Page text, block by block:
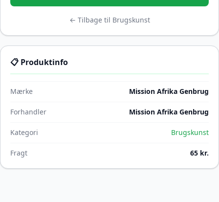
← Tilbage til Brugskunst
📋 Produktinfo
Mærke Mission Afrika Genbrug
Forhandler Mission Afrika Genbrug
Kategori Brugskunst
Fragt 65 kr.